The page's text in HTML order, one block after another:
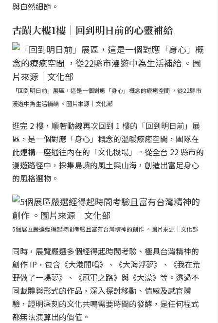
與自然細節。
古蹟大樓1樓｜回到明日前的心靈補給
「回到明日前」展區，這是一個對應「身心」概念的療癒空間 ，從22縣市
漫遊中為生活補給 。圖片來源｜文化部
逛完 2 樓，順著動線再次回到 1 樓的「回到明日前」展
區，是一個對應「身心」概念的溫暖療癒空間，團隊在
此建構一座通往內在的「文化機場」。從全台 22 縣市的
漫遊路徑中，採集島嶼的風土與山海，創造出富足身心
的風格選物。
5個展區嚴選經得起時間考驗且富有台灣精神的創作 。圖片來源｜文化部
同時，展覽嚴選多個經得起時間考驗、極具台灣精神的
創作 IP，包含《大港開唱》、《大海浮夢》、《我在荒
野做了一場夢》、《冠軍之路》與《大濛》等。透過不
同載體與形式的作品，深入探討移動、情感及感官體
驗，證明深刻的文化共鳴需要時間的發酵，是任何程式
都無法演算出的價值。